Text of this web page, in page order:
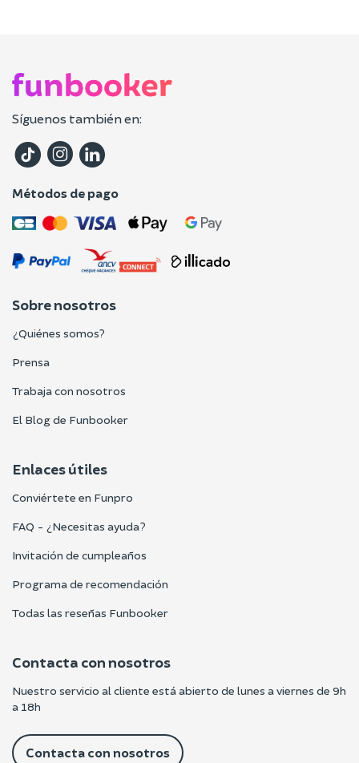
Síguenos también en:
Métodos de pago
Sobre nosotros
¿Quiénes somos?
Prensa
Trabaja con nosotros
El Blog de Funbooker
Enlaces útiles
Conviértete en Funpro
FAQ - ¿Necesitas ayuda?
Invitación de cumpleaños
Programa de recomendación
Todas las reseñas Funbooker
Contacta con nosotros
Nuestro servicio al cliente está abierto de lunes a viernes de 9h
a 18h
Contacta con nosotros